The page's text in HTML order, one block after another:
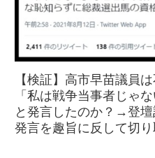
【検証】高市早苗議員
「私は戦争当事者じゃ
と発言したのか？→登
発言を趣旨に反して切り